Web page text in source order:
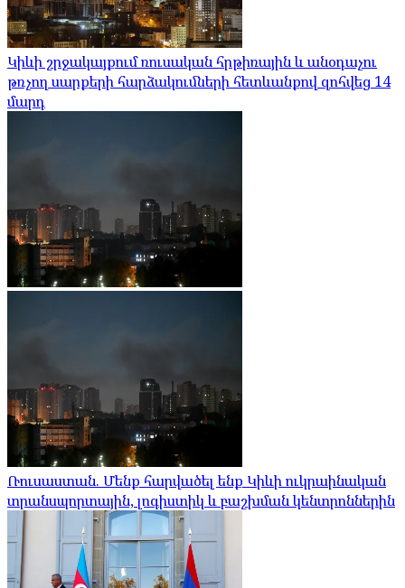
Կիևի շրջակայքում ռուսական հրթիռային և անօդաչու
թռչող սարքերի հարձակումների հետևանքով զոհվեց 14
մարդ
Ռուսաստան. Մենք հարվածել ենք Կիևի ուկրաինական
տրանսպորտային, լոգիստիկ և բաշխման կենտրոններին